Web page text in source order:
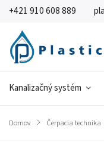
+421 910 608 889
Kanalizačný systém
Domov / Čerpacia technika